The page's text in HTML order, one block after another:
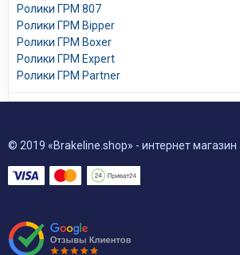
Ролики ГРМ 807
Ролики ГРМ Bipper
Ролики ГРМ Boxer
Ролики ГРМ Expert
Ролики ГРМ Partner
© 2019 «Brakeline.shop» - интернет магазин